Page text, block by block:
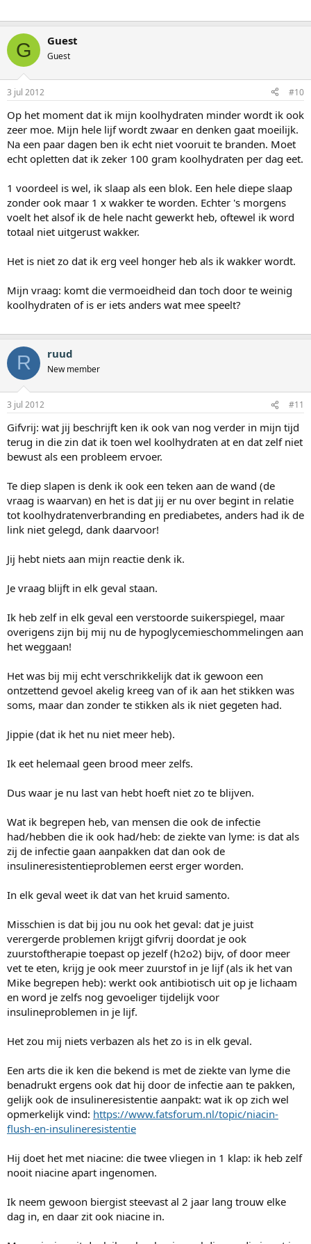
G Guest
Guest
3 jul 2012 #10
Op het moment dat ik mijn koolhydraten minder wordt ik ook
zeer moe. Mijn hele lijf wordt zwaar en denken gaat moeilijk.
Na een paar dagen ben ik echt niet vooruit te branden. Moet
echt opletten dat ik zeker 100 gram koolhydraten per dag eet.
1 voordeel is wel, ik slaap als een blok. Een hele diepe slaap
zonder ook maar 1 x wakker te worden. Echter 's morgens
voelt het alsof ik de hele nacht gewerkt heb, oftewel ik word
totaal niet uitgerust wakker.
Het is niet zo dat ik erg veel honger heb als ik wakker wordt.
Mijn vraag: komt die vermoeidheid dan toch door te weinig
koolhydraten of is er iets anders wat mee speelt?
R ruud
New member
3 jul 2012 #11
Gifvrij: wat jij beschrijft ken ik ook van nog verder in mijn tijd
terug in die zin dat ik toen wel koolhydraten at en dat zelf niet
bewust als een probleem ervoer.
Te diep slapen is denk ik ook een teken aan de wand (de
vraag is waarvan) en het is dat jij er nu over begint in relatie
tot koolhydratenverbranding en prediabetes, anders had ik de
link niet gelegd, dank daarvoor!
Jij hebt niets aan mijn reactie denk ik.
Je vraag blijft in elk geval staan.
Ik heb zelf in elk geval een verstoorde suikerspiegel, maar
overigens zijn bij mij nu de hypoglycemieschommelingen aan
het weggaan!
Het was bij mij echt verschrikkelijk dat ik gewoon een
ontzettend gevoel akelig kreeg van of ik aan het stikken was
soms, maar dan zonder te stikken als ik niet gegeten had.
Jippie (dat ik het nu niet meer heb).
Ik eet helemaal geen brood meer zelfs.
Dus waar je nu last van hebt hoeft niet zo te blijven.
Wat ik begrepen heb, van mensen die ook de infectie
had/hebben die ik ook had/heb: de ziekte van lyme: is dat als
zij de infectie gaan aanpakken dat dan ook de
insulineresistentieproblemen eerst erger worden.
In elk geval weet ik dat van het kruid samento.
Misschien is dat bij jou nu ook het geval: dat je juist
verergerde problemen krijgt gifvrij doordat je ook
zuurstoftherapie toepast op jezelf (h2o2) bijv, of door meer
vet te eten, krijg je ook meer zuurstof in je lijf (als ik het van
Mike begrepen heb): werkt ook antibiotisch uit op je lichaam
en word je zelfs nog gevoeliger tijdelijk voor
insulineproblemen in je lijf.
Het zou mij niets verbazen als het zo is in elk geval.
Een arts die ik ken die bekend is met de ziekte van lyme die
benadrukt ergens ook dat hij door de infectie aan te pakken,
gelijk ook de insulineresistentie aanpakt: wat ik op zich wel
opmerkelijk vind: https://www.fatsforum.nl/topic/niacin-
flush-en-insulineresistentie
Hij doet het met niacine: die twee vliegen in 1 klap: ik heb zelf
nooit niacine apart ingenomen.
Ik neem gewoon biergist steevast al 2 jaar lang trouw elke
dag in, en daar zit ook niacine in.